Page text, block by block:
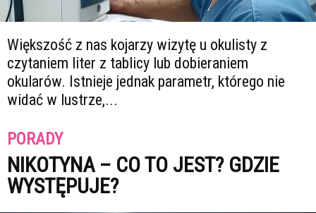
Większość z nas kojarzy wizytę u okulisty z
czytaniem liter z tablicy lub dobieraniem
okularów. Istnieje jednak parametr, którego nie
widać w lustrze,...
PORADY
NIKOTYNA – CO TO JEST? GDZIE
WYSTĘPUJE?